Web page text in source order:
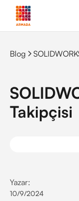
Blog
Takipçisi
Yazar:
10/9/2024